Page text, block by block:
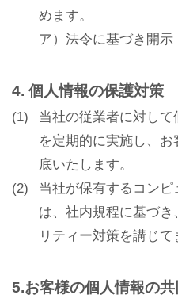
めます。
ア）法令に基づき開
4. 個人情報の保護対策
(1)
当社の従業者に対し
を定期的に実施し、
底いたします。
(2)
当社が保有するコン
は、社内規程に基づ
リティー対策を講じて
5.お客様の個人情報の共